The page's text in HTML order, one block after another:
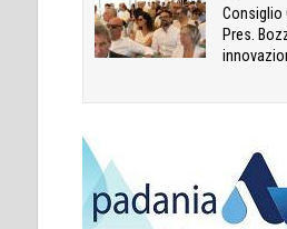
Consiglio
Pres.